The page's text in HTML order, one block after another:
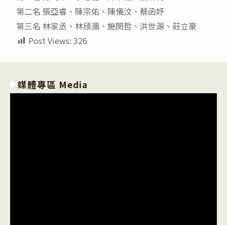
第二名 張亞睿、陳宗佑、陳儀汶、蔡函妤
第三名 林家丞、林頎瀰、施閔哲、洪世源、莊立豪
Post Views: 326
媒體專區 Media